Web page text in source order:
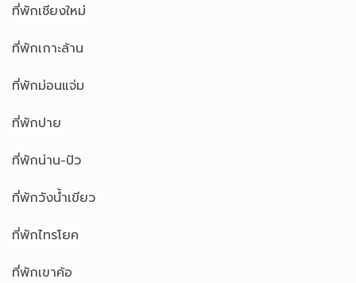
ที่พักเชียงใหม่
ที่พักเกาะล้าน
ที่พักม่อนแจ่ม
ที่พักปาย
ที่พักน่าน-ปัว
ที่พักวังน้ำเขียว
ที่พักไทรโยค
ที่พักเขาค้อ